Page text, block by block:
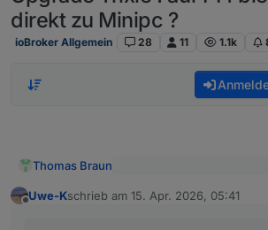
direkt zu Minipc ?
ioBroker Allgemein 28 11 1.1k
Thomas Braun
Uwe-Kschrieb am 15. Apr. 2026, 05:41
zuletzt editiert von